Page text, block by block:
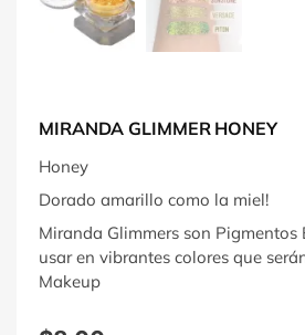
MIRANDA GLIMMER HONEY
Honey
Dorado amarillo como la miel!
Miranda Glimmers son Pigmentos
usar en vibrantes colores que
Makeup